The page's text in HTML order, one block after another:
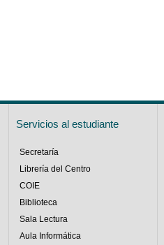
Servicios al estudiante
Secretaría
Librería del Centro
COIE
Biblioteca
Sala Lectura
Aula Informática